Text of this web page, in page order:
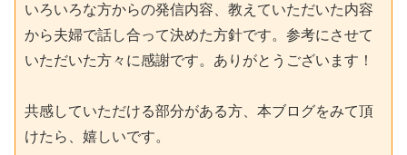
いろいろな方からの発信内容、教えていただいた内容
から夫婦で話し合って決めた方針です。参考にさせて
いただいた方々に感謝です。ありがとうございます！
共感していただける部分がある方、本ブログをみて頂
けたら、嬉しいです。